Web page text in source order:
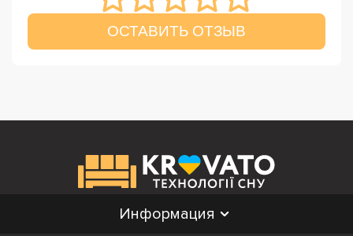
ОСТАВИТЬ ОТЗЫВ
Информация